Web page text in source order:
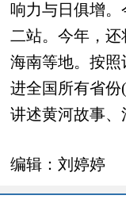
响力与日俱增
二站。今年，还
海南等地。按照
进全国所有省
讲述黄河故事、
编辑：刘婷婷